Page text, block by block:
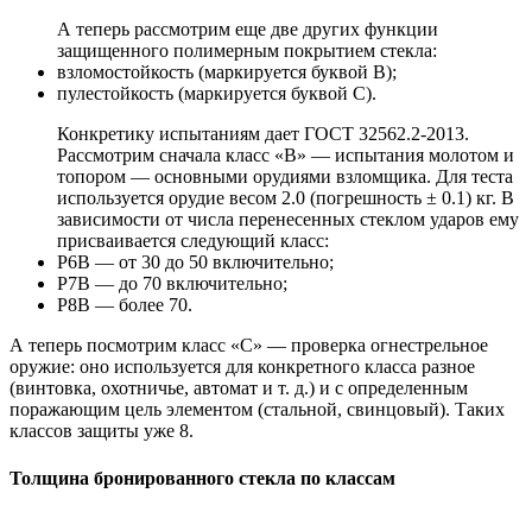
А теперь рассмотрим еще две других функции
защищенного полимерным покрытием стекла:
взломостойкость (маркируется буквой В);
пулестойкость (маркируется буквой С).
Конкретику испытаниям дает ГОСТ 32562.2-2013.
Рассмотрим сначала класс «B» — испытания молотом и
топором — основными орудиями взломщика. Для теста
используется орудие весом 2.0 (погрешность ± 0.1) кг. В
зависимости от числа перенесенных стеклом ударов ему
присваивается следующий класс:
Р6В — от 30 до 50 включительно;
Р7В — до 70 включительно;
Р8В — более 70.
А теперь посмотрим класс «C» — проверка огнестрельное
оружие: оно используется для конкретного класса разное
(винтовка, охотничье, автомат и т. д.) и с определенным
поражающим цель элементом (стальной, свинцовый). Таких
классов защиты уже 8.
Толщина бронированного стекла по классам